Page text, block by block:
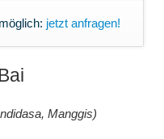
jetzt anfragen!
Manggis)